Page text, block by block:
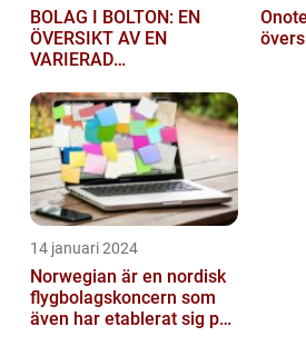
BOLAG I BOLTON: EN
ÖVERSIKT AV EN
VARIERAD
14 januari 2024
Norwegian är en nordisk
flygbolagskoncern som
även har etablerat sig på